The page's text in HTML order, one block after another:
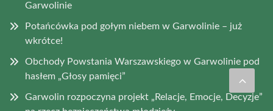
Garwolinie
Potańcówka pod gołym niebem w Garwolinie – już
wkrótce!
Obchody Powstania Warszawskiego w Garwolinie pod
hasłem „Głosy pamięci”
Garwolin rozpoczyna projekt „Relacje, Emocje, Decyzje”